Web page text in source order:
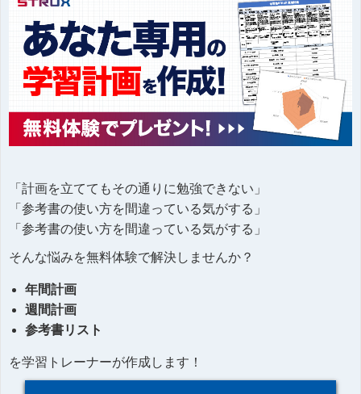
「計画を立ててもその通りに勉強できない」
「参考書の使い方を間違っている気がする」
「参考書の使い方を間違っている気がする」
そんな悩みを無料体験で解決しませんか？
年間計画
週間計画
参考書リスト
を学習トレーナーが作成します！